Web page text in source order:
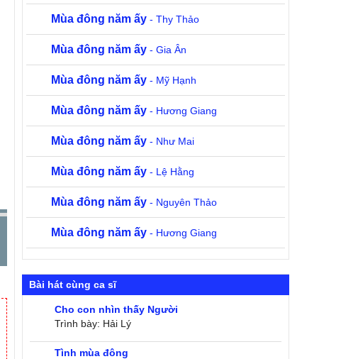
Mùa đông năm ấy - Thy Thảo
Mùa đông năm ấy - Gia Ân
Mùa đông năm ấy - Mỹ Hạnh
Mùa đông năm ấy - Hương Giang
Mùa đông năm ấy - Như Mai
Mùa đông năm ấy - Lệ Hằng
Mùa đông năm ấy - Nguyên Thảo
Mùa đông năm ấy - Hương Giang
Bài hát cùng ca sĩ
Cho con nhìn thấy Người
Trình bày: Hải Lý
Tình mùa đông